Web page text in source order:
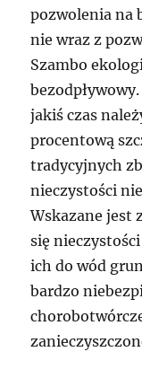
pozwolenia na
nie wraz z
Szambo
jakiś czas
procentową
tradycyjnych
nieczystości
Wskazane jest
się
ich do wód
bardzo